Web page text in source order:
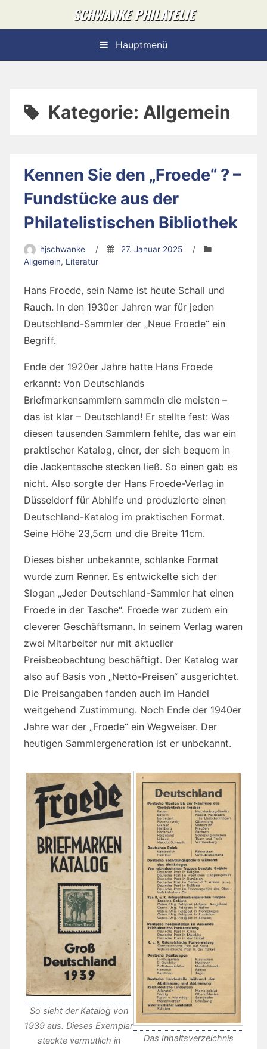
SCHWANKE PHILATELIE
Hauptmenü
Kategorie: Allgemein
Kennen Sie den „Froede“ ? –
Fundstücke aus der
Philatelistischen Bibliothek
hjschwanke / 27. Januar 2025
/
Allgemein, Literatur
Hans Froede, sein Name ist heute Schall und
Rauch. In den 1930er Jahren war für jeden
Deutschland-Sammler der „Neue Froede“ ein
Begriff.
Ende der 1920er Jahre hatte Hans Froede
erkannt: Von Deutschlands
Briefmarkensammlern sammeln die meisten –
das ist klar – Deutschland! Er stellte fest: Was
diesen tausenden Sammlern fehlte, das war ein
praktischer Katalog, einer, der sich bequem in
die Jackentasche stecken ließ. So einen gab es
nicht. Also sorgte der Hans Froede-Verlag in
Düsseldorf für Abhilfe und produzierte einen
Deutschland-Katalog im praktischen Format.
Seine Höhe 23,5cm und die Breite 11cm.
Dieses bisher unbekannte, schlanke Format
wurde zum Renner. Es entwickelte sich der
Slogan „Jeder Deutschland-Sammler hat einen
Froede in der Tasche“. Froede war zudem ein
cleverer Geschäftsmann. In seinem Verlag waren
zwei Mitarbeiter nur mit aktueller
Preisbeobachtung beschäftigt. Der Katalog war
also auf Basis von „Netto-Preisen“ ausgerichtet.
Die Preisangaben fanden auch im Handel
weitgehend Zustimmung. Noch Ende der 1940er
Jahre war der „Froede“ ein Wegweiser. Der
heutigen Sammlergeneration ist er unbekannt.
So sieht der Katalog von
1939 aus. Dieses Exemplar
steckte vermutlich in
Das Inhaltsverzeichnis